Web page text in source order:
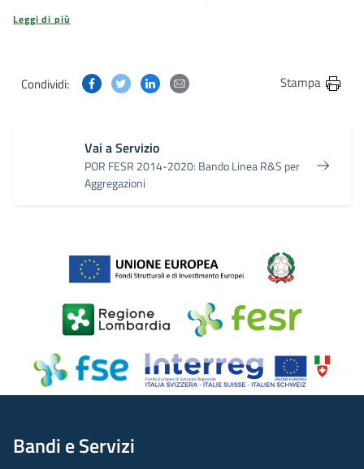
Leggi di più
Condividi: Condividi questa pagina su Facebook
Condividi questa pagina su Twitter
Condividi questa pagina su Linkedin
Condividi questa pagina via
Stampa
Vai a Servizio
POR FESR 2014-2020: Bando Linea R&S per
Aggregazioni
Bandi e Servizi